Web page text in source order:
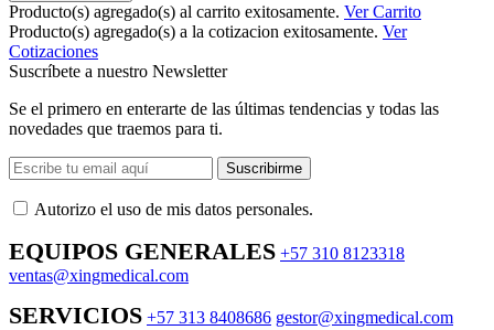
Producto(s) agregado(s) al carrito exitosamente. Ver Carrito
Producto(s) agregado(s) a la cotizacion exitosamente. Ver
Cotizaciones
Suscríbete a nuestro Newsletter
Se el primero en enterarte de las últimas tendencias y todas las
novedades que traemos para ti.
Suscribirme
Autorizo ​​el uso de mis datos personales.
EQUIPOS GENERALES +57 310 8123318
ventas@xingmedical.com
SERVICIOS +57 313 8408686 gestor@xingmedical.com